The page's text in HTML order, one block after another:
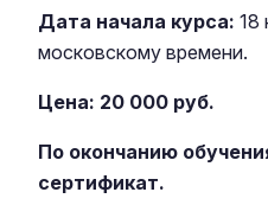
Дата начала курса: 18
московскому времени.
Цена: 20 000 руб.
По окончанию
сертификат.